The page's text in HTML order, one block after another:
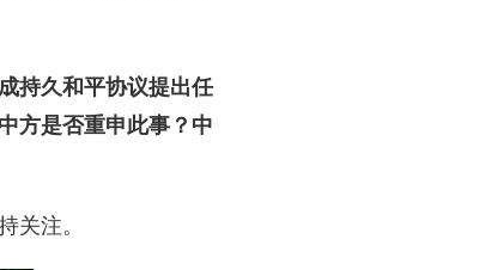
持久和平协议提出任
方是否重申此事？中
关注。